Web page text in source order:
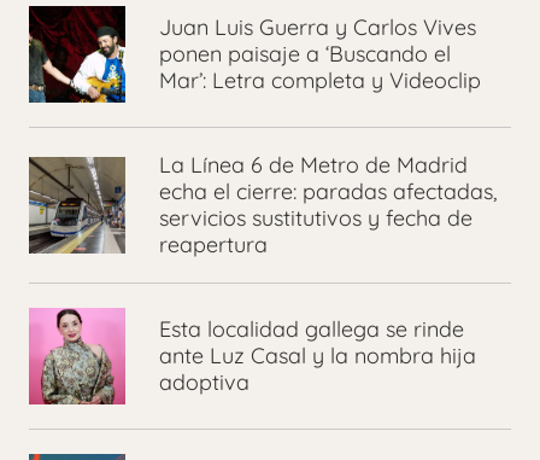
Juan Luis Guerra y Carlos Vives
ponen paisaje a ‘Buscando el
Mar’: Letra completa y Videoclip
La Línea 6 de Metro de Madrid
echa el cierre: paradas afectadas,
servicios sustitutivos y fecha de
reapertura
Esta localidad gallega se rinde
ante Luz Casal y la nombra hija
adoptiva